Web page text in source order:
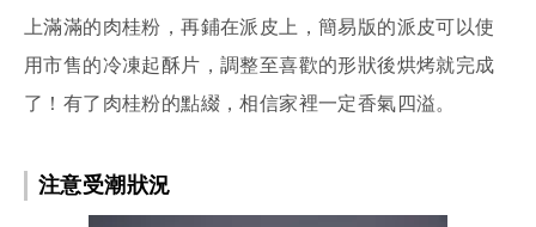
上滿滿的肉桂粉，再鋪在派皮上，簡易版的派皮可以使
用市售的冷凍起酥片，調整至喜歡的形狀後烘烤就完成
了！有了肉桂粉的點綴，相信家裡一定香氣四溢。
注意受潮狀況